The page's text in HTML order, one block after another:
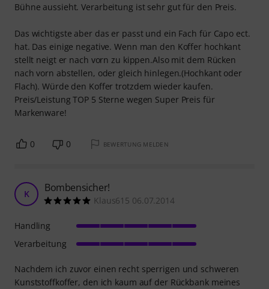
Bühne aussieht. Verarbeitung ist sehr gut für den Preis.
Das wichtigste aber das er passt und ein Fach für Capo ect.
hat. Das einige negative. Wenn man den Koffer hochkant
stellt neigt er nach vorn zu kippen.Also mit dem Rücken
nach vorn abstellen, oder gleich hinlegen.(Hochkant oder
Flach). Würde den Koffer trotzdem wieder kaufen.
Preis/Leistung TOP 5 Sterne wegen Super Preis für
Markenware!
0 0 BEWERTUNG MELDEN
K Bombensicher!
Klaus615 06.07.2014
Nachdem ich zuvor einen recht sperrigen und schweren
Kunststoffkoffer, den ich kaum auf der Rückbank meines
Handling
Verarbeitung